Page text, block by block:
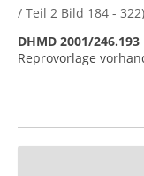
/ Teil 2 Bild 184 - 322)
DHMD 2001/246.193
Reprovorlage